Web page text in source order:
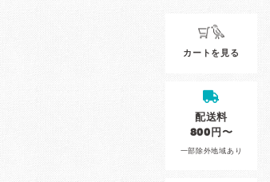
カートを見る
配送料
800円〜
一部除外地域あり